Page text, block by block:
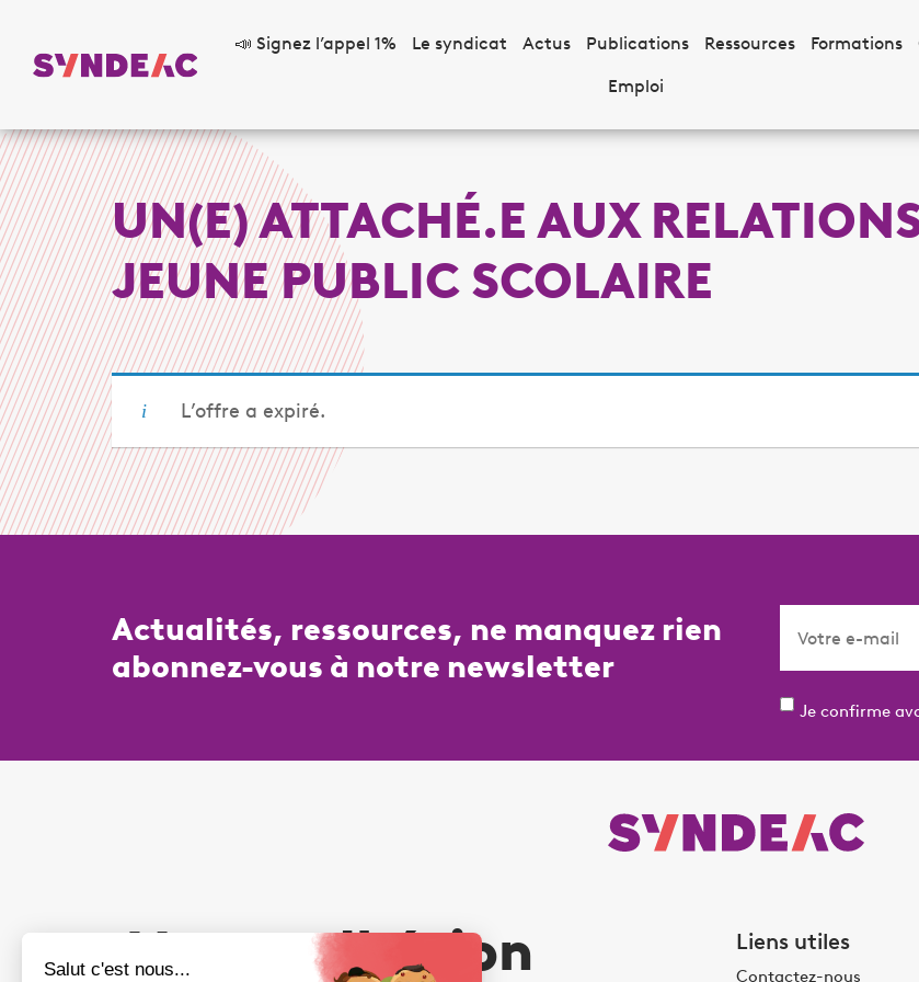
📣 Signez l’appel 1% Le syndicat Actus Publications Ressources Formations
Emploi
UN(E) ATTACHÉ.E AUX
JEUNE PUBLIC SCOLAIRE
L’offre a expiré.
Actualités, ressources, ne manquez rien
abonnez-vous à notre newsletter
Je confirme
Votre adhésion
Liens utiles
Contactez-nous